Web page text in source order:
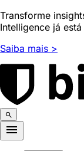
Transforme
Intelligence já
Saiba mais >